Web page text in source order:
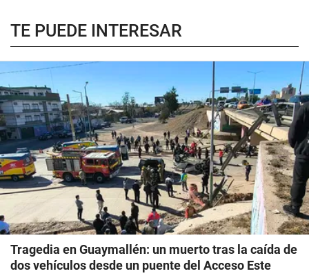
TE PUEDE INTERESAR
Tragedia en Guaymallén: un muerto tras la caída de
dos vehículos desde un puente del Acceso Este